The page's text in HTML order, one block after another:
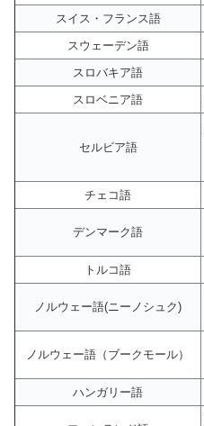
スイス・フランス語
スウェーデン語
スロバキア語
スロベニア語
セルビア語
チェコ語
デンマーク語
トルコ語
ノルウェー語(ニーノシュク)
ノルウェー語（ブークモール）
ハンガリー語